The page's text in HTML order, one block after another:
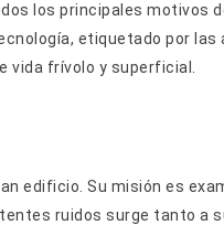
los principales motivos
etiquetado por las
vida frívolo y superficial.
edificio. Su misión es
ruidos surge tanto a